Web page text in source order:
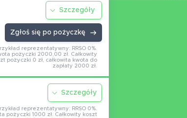
Szczegóły
Zgłoś się po pożyczkę
reprezentatywny: RRSO 0%.
pożyczki 2000,00 zł. Całkowity
pożyczki 0 zł, całkowita kwota do
zapłaty 2000 zł.
Szczegóły
reprezentatywny: RRSO 0%.
pożyczki 1000 zł. Całkowity koszt